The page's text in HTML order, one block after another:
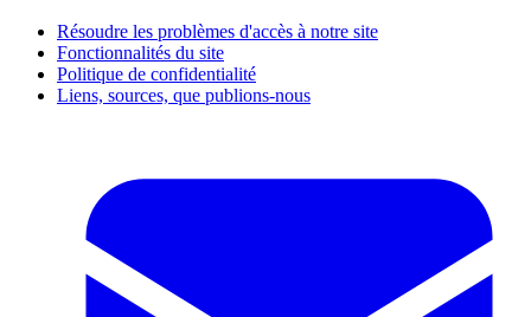
Résoudre les problèmes d'accès à notre site
Fonctionnalités du site
Politique de confidentialité
Liens, sources, que publions-nous